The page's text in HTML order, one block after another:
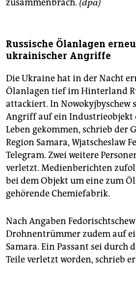
zusammenbrach. (dpa)
Russische Ölanlagen
ukrainischer Angriffe
Die Ukraine hat in der Nacht
Ölanlagen tief im Hinterland
attackiert. In Nowokyjbyschew
Angriff auf ein Industrieobjekt
Leben gekommen, schrieb der
Region Samara, Wjatscheslaw
Telegram. Zwei weitere
verletzt. Medienberichten
bei dem Objekt um eine zum
gehörende Chemiefabrik.
Nach Angaben
Drohnentrümmer zudem auf
Samara. Ein Passant sei durch
Teile verletzt worden, schrieb